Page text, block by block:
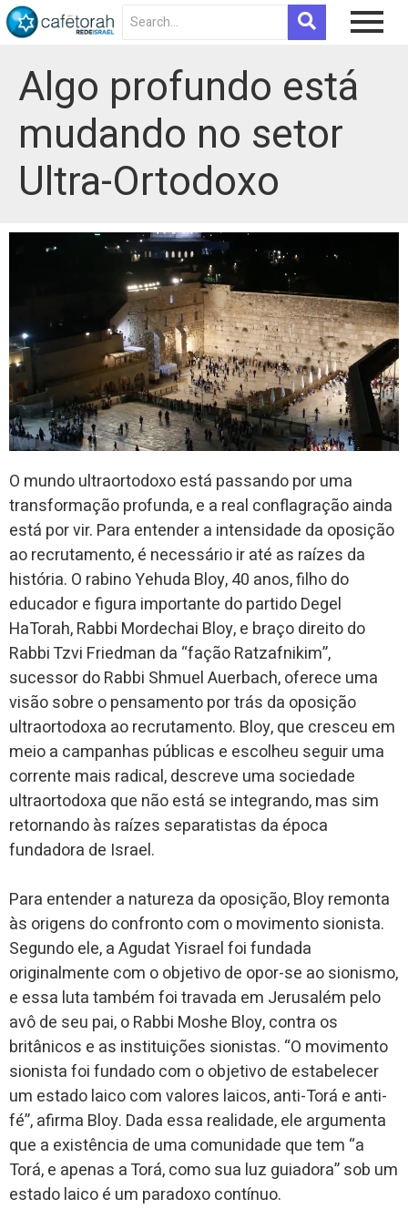
Algo profundo está
mudando no setor
Ultra-Ortodoxo
O mundo ultraortodoxo está passando por uma
transformação profunda, e a real conflagração ainda
está por vir. Para entender a intensidade da oposição
ao recrutamento, é necessário ir até as raízes da
história. O rabino Yehuda Bloy, 40 anos, filho do
educador e figura importante do partido Degel
HaTorah, Rabbi Mordechai Bloy, e braço direito do
Rabbi Tzvi Friedman da “fação Ratzafnikim”,
sucessor do Rabbi Shmuel Auerbach, oferece uma
visão sobre o pensamento por trás da oposição
ultraortodoxa ao recrutamento. Bloy, que cresceu em
meio a campanhas públicas e escolheu seguir uma
corrente mais radical, descreve uma sociedade
ultraortodoxa que não está se integrando, mas sim
retornando às raízes separatistas da época
fundadora de Israel.
Para entender a natureza da oposição, Bloy remonta
às origens do confronto com o movimento sionista.
Segundo ele, a Agudat Yisrael foi fundada
originalmente com o objetivo de opor-se ao sionismo,
e essa luta também foi travada em Jerusalém pelo
avô de seu pai, o Rabbi Moshe Bloy, contra os
britânicos e as instituições sionistas. “O movimento
sionista foi fundado com o objetivo de estabelecer
um estado laico com valores laicos, anti-Torá e anti-
fé”, afirma Bloy. Dada essa realidade, ele argumenta
que a existência de uma comunidade que tem “a
Torá, e apenas a Torá, como sua luz guiadora” sob um
estado laico é um paradoxo contínuo.